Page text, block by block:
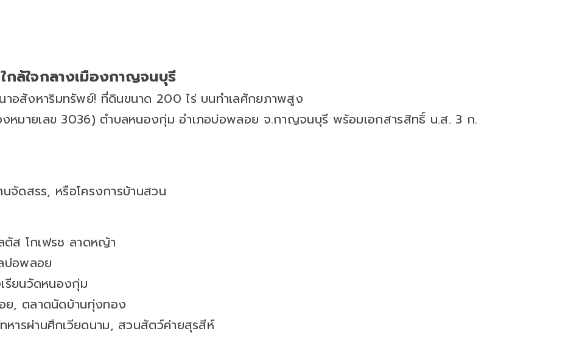
ล้ใจกลางเมืองกาญจนบุรี
อสังหาริมทรัพย์! ที่ดินขนาด 200 ไร่ บนทำเลศักยภาพสูง
มายเลข 3036) ตำบลหนองกุ่ม อำเภอบ่อพลอย จ.กาญจนบุรี พร้อมเอกสารสิทธิ์ น.ส. 3 ก.
จัดสรร, หรือโครงการบ้านสวน
ตัส โกเฟรช ลาดหญ้า
บ่อพลอย
รียนวัดหนองกุ่ม
, ตลาดนัดบ้านทุ่งทอง
รผ่านศึกเวียดนาม, สวนสัตว์ค่ายสุรสีห์